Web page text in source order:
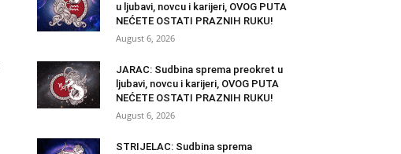
u ljubavi, novcu i karijeri, OVOG PUTA
NEĆETE OSTATI PRAZNIH RUKU!
August 6, 2026
JARAC: Sudbina sprema preokret u
ljubavi, novcu i karijeri, OVOG PUTA
NEĆETE OSTATI PRAZNIH RUKU!
August 6, 2026
STRIJELAC: Sudbina sprema